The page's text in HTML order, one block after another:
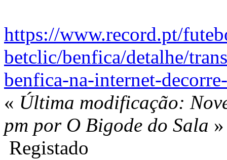
https://www.record.pt/
betclic/benfica/detalhe/
benfica-na-internet-
« Última modificação:
pm por O Bigode do Sala »
Registado